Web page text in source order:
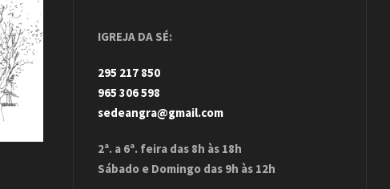
IGREJA DA SÉ:
295 217 850
965 306 598
sedeangra@gmail.com
2ª. a 6ª. feira das 8h às 18h
Sábado e Domingo das 9h às 12h